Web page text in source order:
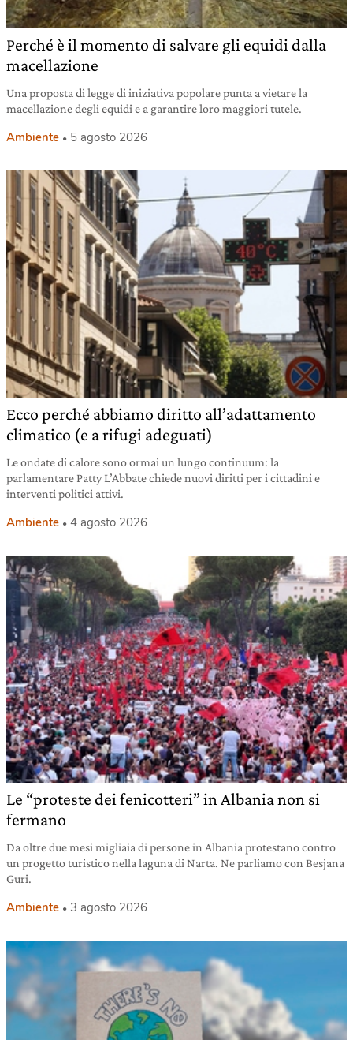
Perché è il momento di salvare gli equidi dalla
macellazione
Una proposta di legge di iniziativa popolare punta a vietare la
macellazione degli equidi e a garantire loro maggiori tutele.
Ambiente 5 agosto 2026
Ecco perché abbiamo diritto all’adattamento
climatico (e a rifugi adeguati)
Le ondate di calore sono ormai un lungo continuum: la
parlamentare Patty L’Abbate chiede nuovi diritti per i cittadini e
interventi politici attivi.
Ambiente 4 agosto 2026
Le “proteste dei fenicotteri” in Albania non si
fermano
Da oltre due mesi migliaia di persone in Albania protestano contro
un progetto turistico nella laguna di Narta. Ne parliamo con Besjana
Guri.
Ambiente 3 agosto 2026